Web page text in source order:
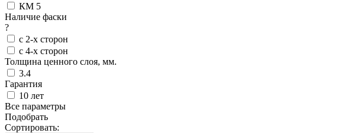
КМ 5
Наличие фаски
?
с 2-х сторон
с 4-х сторон
Толщина ценного слоя, мм.
3.4
Гарантия
10 лет
Все параметры
Подобрать
Сортировать: